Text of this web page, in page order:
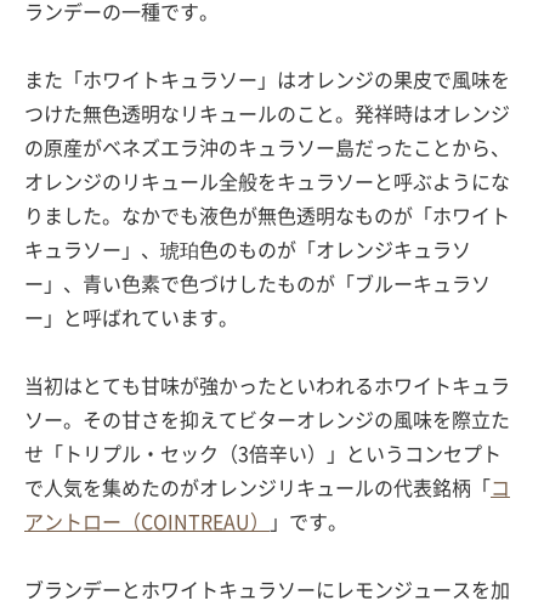
ランデーの一種です。
また「ホワイトキュラソー」はオレンジの果皮で風味を
つけた無色透明なリキュールのこと。発祥時はオレンジ
の原産がベネズエラ沖のキュラソー島だったことから、
オレンジのリキュール全般をキュラソーと呼ぶようにな
りました。なかでも液色が無色透明なものが「ホワイト
キュラソー」、琥珀色のものが「オレンジキュラソ
ー」、青い色素で色づけしたものが「ブルーキュラソ
ー」と呼ばれています。
当初はとても甘味が強かったといわれるホワイトキュラ
ソー。その甘さを抑えてビターオレンジの風味を際立た
せ「トリプル・セック（3倍辛い）」というコンセプト
で人気を集めたのがオレンジリキュールの代表銘柄「 コ
アントロー（COINTREAU）
」です。
ブランデーとホワイトキュラソーにレモンジュースを加